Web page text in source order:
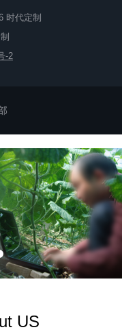
时代定制
-2
US